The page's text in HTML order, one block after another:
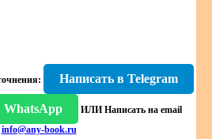
Написать в Telegram
WhatsApp ИЛИ Написать на email
info@any-book.ru